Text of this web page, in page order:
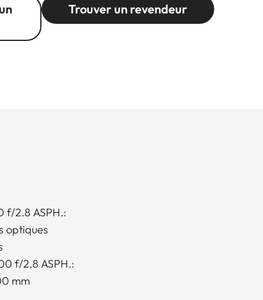
Trouver un revendeur
f/2.8 ASPH.:
optiques
f/2.8 ASPH.:
mm